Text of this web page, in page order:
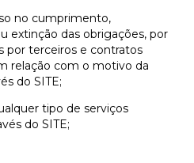
no cumprimento,
extinção das obrigações, por
por terceiros e contratos
relação com o motivo da
do SITE;
tipo de serviços
do SITE;